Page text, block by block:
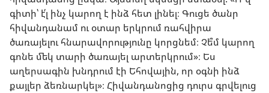
գիտի՝ է՛լ ինչ կարող է ինձ հետ լինել։ Գուցե ծանր
հիվանդանամ ու օտար երկրում ռահվիրա
ծառայելու հնարավորությունը կորցնեմ։ Չե՞մ կարող
գոնե մեկ տարի ծառայել արտերկրում»։ Ես
աղերսագին խնդրում էի Եհովային, որ օգնի ինձ
քայլեր ձեռնարկել»։ Հիվանդանոցից դուրս գրվելուց